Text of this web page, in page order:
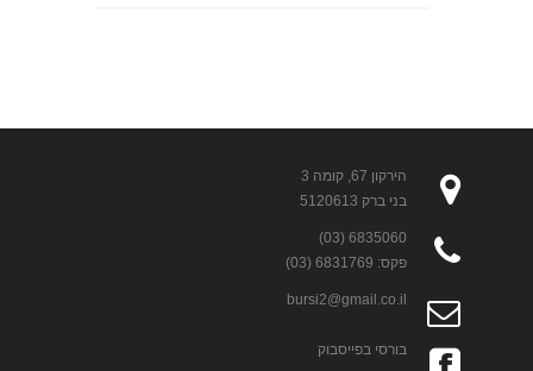
הירקון 67, קומה 3
בני ברק 5120613
6835060 (03)
פקס: 6831769 (03)
bursi2@gmail.co.il
בורסי בפייסבוק